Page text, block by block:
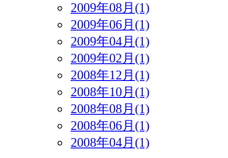
2009年08月(1)
2009年06月(1)
2009年04月(1)
2009年02月(1)
2008年12月(1)
2008年10月(1)
2008年08月(1)
2008年06月(1)
2008年04月(1)